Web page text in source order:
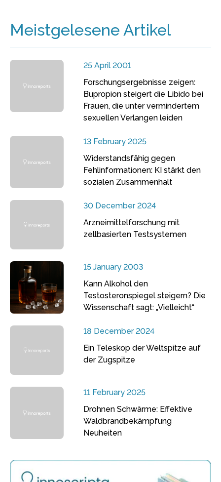
Meistgelesene Artikel
25 April 2001
Forschungsergebnisse zeigen:
Bupropion steigert die Libido bei
Frauen, die unter vermindertem
sexuellen Verlangen leiden
13 February 2025
Widerstandsfähig gegen
Fehlinformationen: KI stärkt den
sozialen Zusammenhalt
30 December 2024
Arzneimittelforschung mit
zellbasierten Testsystemen
15 January 2003
Kann Alkohol den
Testosteronspiegel steigern? Die
Wissenschaft sagt: „Vielleicht“
18 December 2024
Ein Teleskop der Weltspitze auf
der Zugspitze
11 February 2025
Drohnen Schwärme: Effektive
Waldbrandbekämpfung
Neuheiten